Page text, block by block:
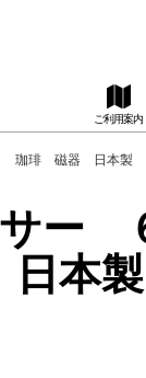
ご利用案内
珈琲 磁器 日本製
ー
本